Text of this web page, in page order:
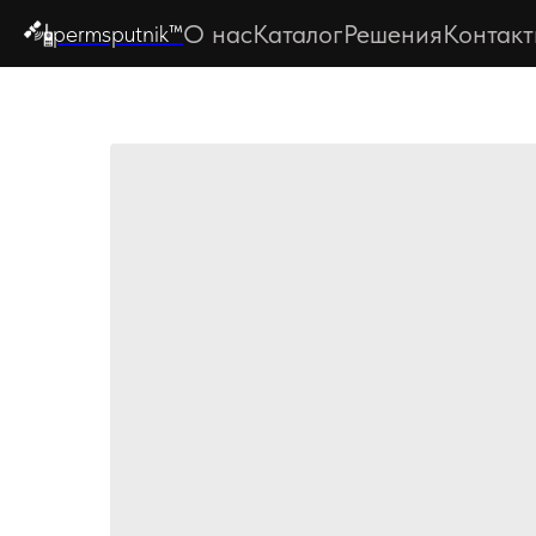
permsputnik™О насКаталогРешения